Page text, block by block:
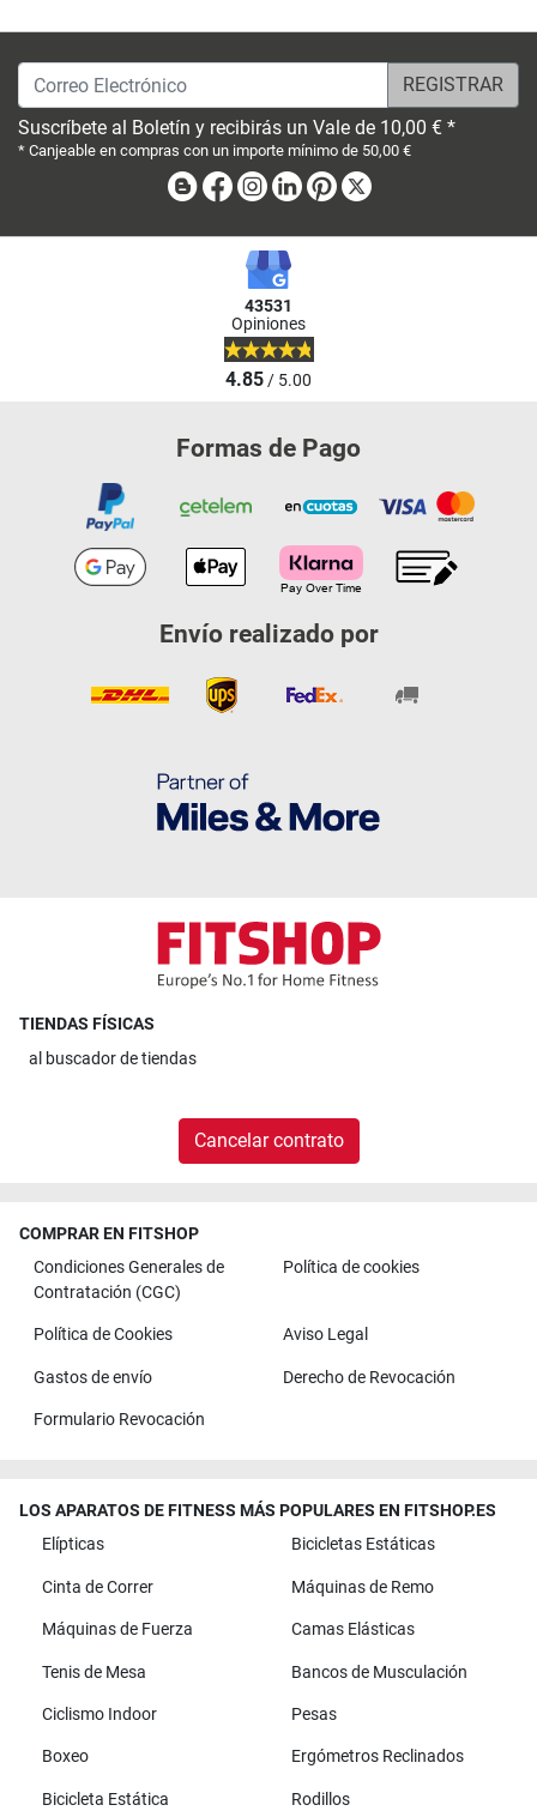
Correo Electrónico
Suscríbete al Boletín y recibirás un Vale de 10,00 € *
* Canjeable en compras con un importe mínimo de 50,00 €
BlogFacebook
Instagram
LinkedinPinterest
43531
Opiniones
4.85/ 5.00
Formas de Pago
Envío realizado por
TIENDAS FÍSICAS
al buscador de tiendas
Cancelar contrato
COMPRAR EN FITSHOP
Condiciones Generales de
Contratación (CGC)
Política de cookies
Política de Cookies Aviso Legal
Gastos de envío Derecho de Revocación
Formulario Revocación
LOS APARATOS DE FITNESS MÁS POPULARES EN FITSHOP.ES
Elípticas
Bicicletas Estáticas
Cinta de Correr Máquinas de Remo
Máquinas de Fuerza Camas Elásticas
Tenis de Mesa Bancos de Musculación
Ciclismo Indoor Pesas
Boxeo Ergómetros Reclinados
Bicicleta Estática Rodillos